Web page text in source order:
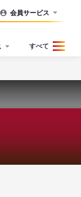
会員サービス
すべて